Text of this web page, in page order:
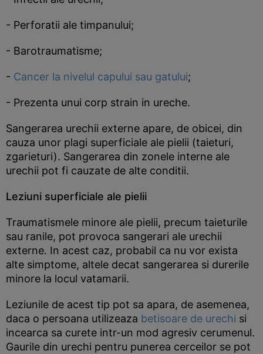
- Perforatii ale timpanului;
- Barotraumatisme;
- Cancer la nivelul capului sau gatului;
- Prezenta unui corp strain in ureche.
Sangerarea urechii externe apare, de obicei, din
cauza unor plagi superficiale ale pielii (taieturi,
zgarieturi). Sangerarea din zonele interne ale
urechii pot fi cauzate de alte conditii.
Leziuni superficiale ale pielii
Traumatismele minore ale pielii, precum taieturile
sau ranile, pot provoca sangerari ale urechii
externe. In acest caz, probabil ca nu vor exista
alte simptome, altele decat sangerarea si durerile
minore la locul vatamarii.
Leziunile de acest tip pot sa apara, de asemenea,
daca o persoana utilizeaza betisoare de urechi si
incearca sa curete intr-un mod agresiv cerumenul.
Gaurile din urechi pentru punerea cerceilor se pot